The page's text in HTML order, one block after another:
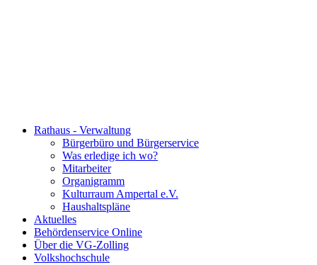
Rathaus - Verwaltung
Bürgerbüro und Bürgerservice
Was erledige ich wo?
Mitarbeiter
Organigramm
Kulturraum Ampertal e.V.
Haushaltspläne
Aktuelles
Behördenservice Online
Über die VG-Zolling
Volkshochschule